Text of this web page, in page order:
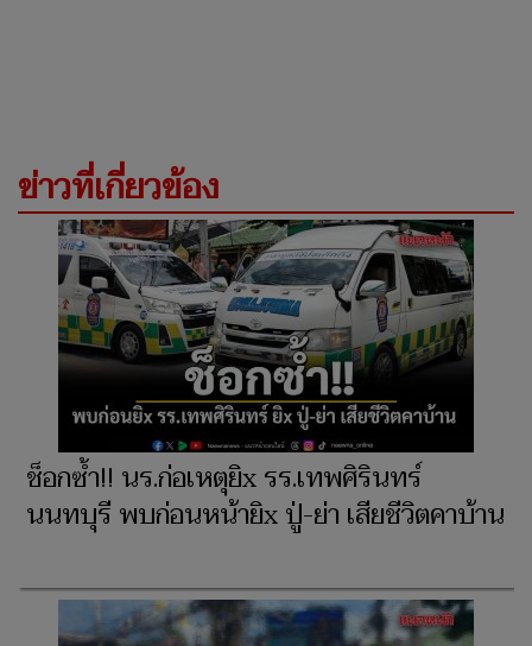
ข่าวที่เกี่ยวข้อง
ช็อกซ้ำ!! นร.ก่อเหตุยิx รร.เทพศิรินทร์
นนทบุรี พบก่อนหน้ายิx ปู่-ย่า เสียชีวิตคาบ้าน